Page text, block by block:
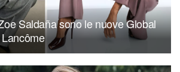
Saldaña sono le nuove Global